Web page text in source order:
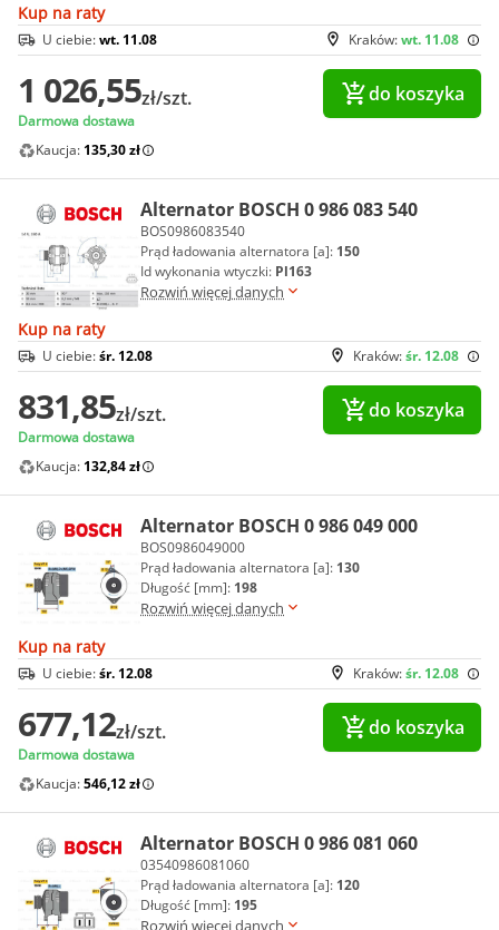
Kup na raty
Kraków:wt. 11.08
U ciebie:wt. 11.08
1 026,55zł/szt.
Darmowa dostawa
do koszyka
Kaucja: 135,30 zł
Alternator BOSCH 0 986 083 540
BOS0986083540
Prąd ładowania alternatora [a]: 150
Id wykonania wtyczki: Pl163
Rozwiń więcej danych
Kup na raty
Kraków:śr. 12.08
U ciebie:śr. 12.08
831,85zł/szt.
Darmowa dostawa
do koszyka
Kaucja: 132,84 zł
Alternator BOSCH 0 986 049 000
BOS0986049000
Prąd ładowania alternatora [a]: 130
Długość [mm]: 198
Rozwiń więcej danych
Kup na raty
Kraków:śr. 12.08
U ciebie:śr. 12.08
677,12zł/szt.
Darmowa dostawa
do koszyka
Kaucja:546,12 zł
Alternator BOSCH 0 986 081 060
03540986081060
Prąd ładowania alternatora [a]: 120
Długość [mm]: 195
Rozwiń więcej danych